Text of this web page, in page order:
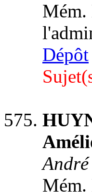
Mém.
Dépôt
André
Mém.